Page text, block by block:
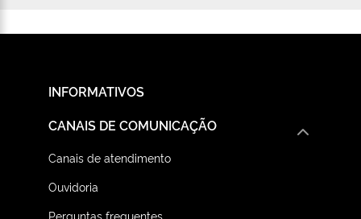
INFORMATIVOS
CANAIS DE COMUNICAÇÃO
Canais de atendimento
Ouvidoria
Perguntas frequentes